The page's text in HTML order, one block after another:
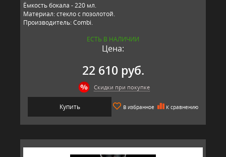
Ёмкость бокала - 220 мл.
Материал: стекло с позолотой.
Производитель: Combi.
ЕСТЬ В НАЛИЧИИ
Цена:
22 610 руб.
Скидки при покупке
Купить В избранное К сравнению